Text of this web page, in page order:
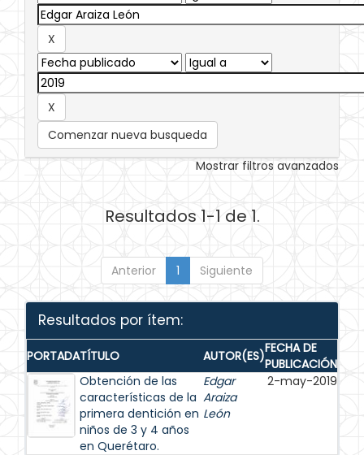
Comenzar nueva busqueda
Mostrar filtros avanzados
Resultados 1-1 de 1.
Anterior 1 Siguiente
Resultados por ítem:
PORTADATÍTULO AUTOR(ES)FECHA DE
PUBLICACIÓN
Obtención de las
características de la
primera dentición en
niños de 3 y 4 años
en Querétaro.
Edgar
Araiza
León
2-may-2019